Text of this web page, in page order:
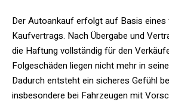
Der Autoankauf erfolgt auf Basis eines
Kaufvertrags. Nach Übergabe und
die Haftung vollständig für den
Folgeschäden liegen nicht mehr in
Dadurch entsteht ein sicheres Gefühl
insbesondere bei Fahrzeugen mit